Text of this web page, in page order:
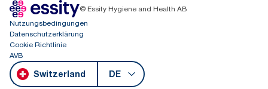
© Essity Hygiene and Health AB
Nutzungsbedingungen
Datenschutzerklärung
Cookie Richtlinie
AVB
Switzerland DE